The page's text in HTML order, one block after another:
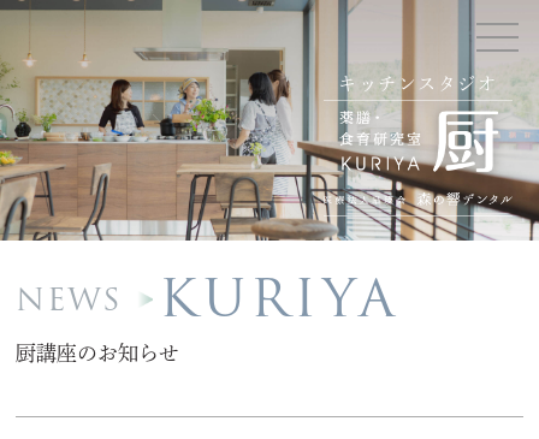
キッチンスタジオ
NEWS KURIYA
厨講座のお知らせ